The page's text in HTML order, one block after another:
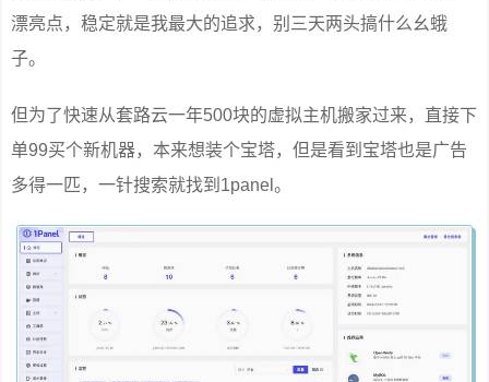
漂亮点，稳定就是我最大的追求，别三天两头搞什么幺蛾
子。
但为了快速从套路云一年500块的虚拟主机搬家过来，直接下
单99买个新机器，本来想装个宝塔，但是看到宝塔也是广告
多得一匹，一针搜索就找到1panel。